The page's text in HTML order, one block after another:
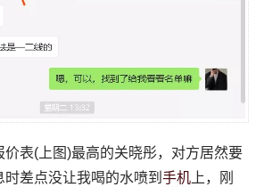
价表(上图)最高的关晓彤，对方居然要
时差点没让我喝的水喷到手机上，刚